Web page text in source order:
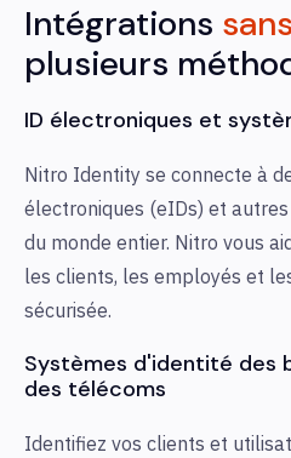
Intégrations
plusieurs
ID électroniques et
Nitro Identity se connecte à
électroniques (eIDs) et
du monde entier. Nitro vous
les clients, les employés et
sécurisée.
Systèmes d'identité des
des télécoms
Identifiez vos clients et